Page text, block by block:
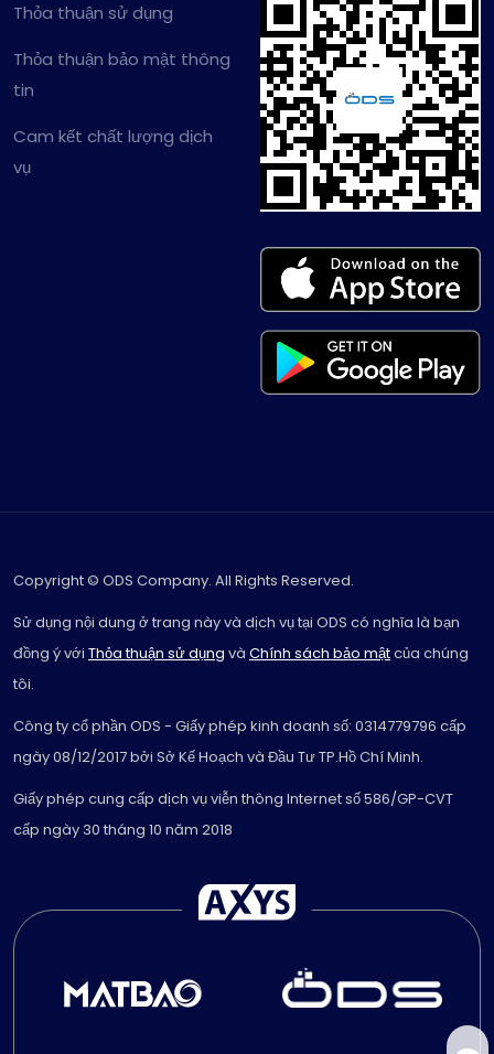
Thỏa thuận sử dụng
Thỏa thuận bảo mật thông
tin
Cam kết chất lượng dịch
vụ
Copyright © ODS Company. All Rights Reserved.
Sử dụng nội dung ở trang này và dịch vụ tại ODS có nghĩa là bạn
đồng ý với Thỏa thuận sử dụng và Chính sách bảo mậtcủa chúng
tôi.
Công ty cổ phần ODS - Giấy phép kinh doanh số: 0314779796 cấp
ngày 08/12/2017 bởi Sở Kế Hoạch và Đầu Tư TP.Hồ Chí Minh.
Giấy phép cung cấp dịch vụ viễn thông Internet số 586/GP-CVT
cấp ngày 30 tháng 10 năm 2018